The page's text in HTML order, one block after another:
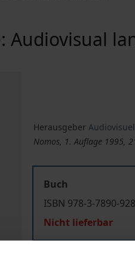
Audiovisual
Herausgeber
Nomos, 1. Auflage 1995,
Buch
ISBN 978-3-7890-
Nicht lieferbar